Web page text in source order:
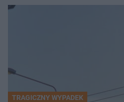
TRAGICZNY WYPADEK